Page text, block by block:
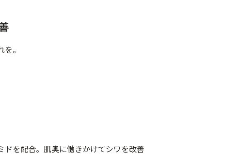
。
を配合。肌奥に働きかけてシワを改善